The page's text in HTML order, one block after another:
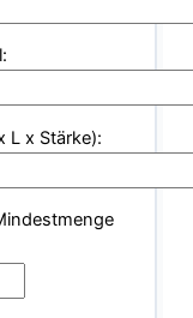
L x Stärke):